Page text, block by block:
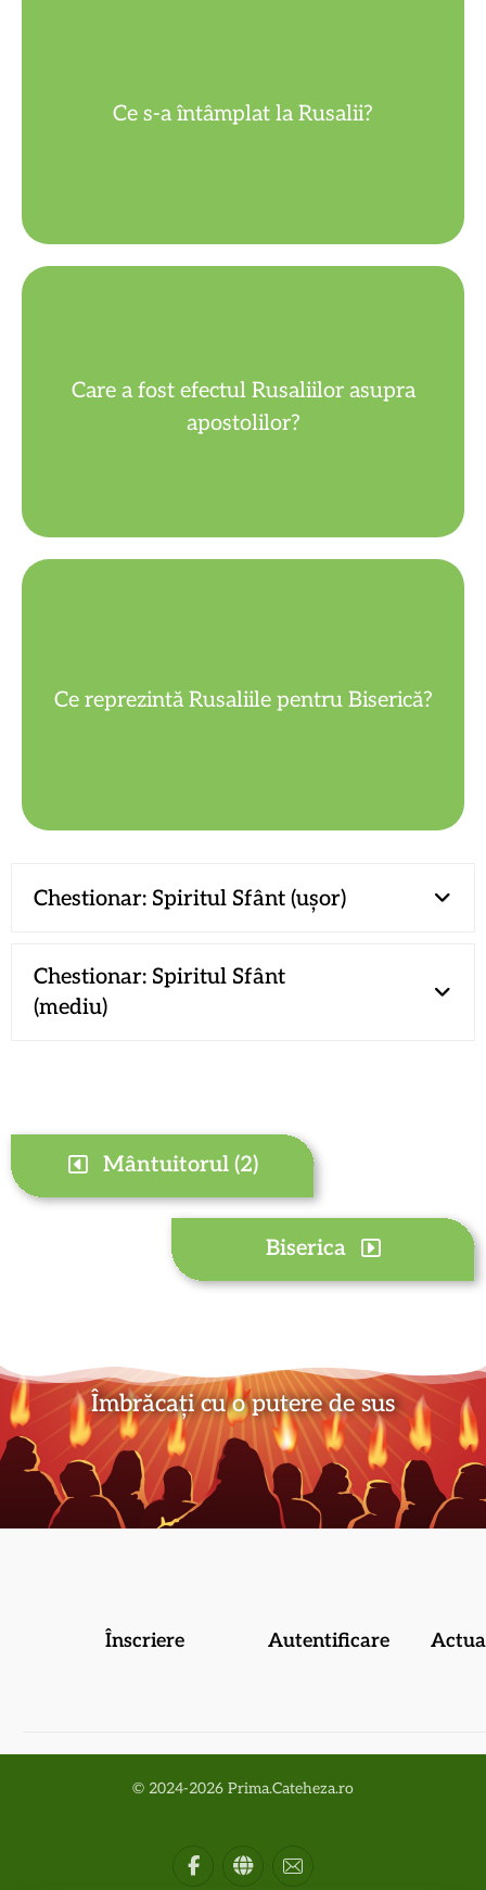
Ce s-a întâmplat la Rusalii?
de foc deasupra fiecăruia dintre
Care a fost efectul Rusaliilor asupra
apostolilor?
Le-a luminat mințile, i-a întărit în
credință și le-a dat curajul să îl predice
Ce reprezintă Rusaliile pentru Biserică?
Atunci și-a început Biserica misiunea
Chestionar: Spiritul Sfânt (ușor)
Chestionar: Spiritul Sfânt
(mediu)
Mântuitorul (2)
Biserica
Îmbrăcați cu o putere de sus
Înscriere Autentificare
© 2024-2026 Prima.Cateheza.ro